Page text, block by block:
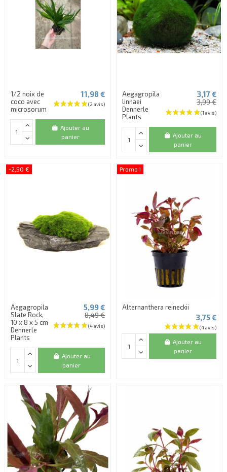
1/2 noix de
coco avec
microsorum
11,98 €
Ajouter au
panier
Aegagropila
linnaei
Dennerle
Plants
3,17 €
3,99 €
Ajouter au
panier
-2,50 €
Aegagropila
Slate Rock,
10 x 8 x 5 cm
Dennerle
Plants
5,99 €
8,49 €
Ajouter au
panier
Promo !
Alternanthera reineckii
3,75 €
Ajouter au
panier